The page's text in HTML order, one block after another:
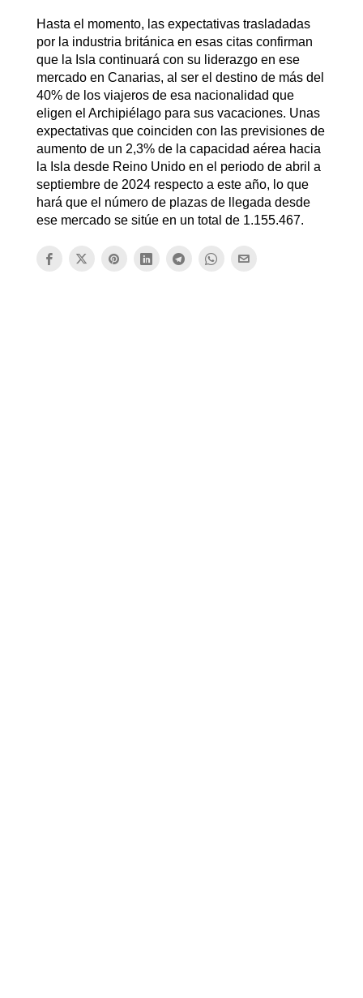
Hasta el momento, las expectativas trasladadas
por la industria británica en esas citas confirman
que la Isla continuará con su liderazgo en ese
mercado en Canarias, al ser el destino de más del
40% de los viajeros de esa nacionalidad que
eligen el Archipiélago para sus vacaciones. Unas
expectativas que coinciden con las previsiones de
aumento de un 2,3% de la capacidad aérea hacia
la Isla desde Reino Unido en el periodo de abril a
septiembre de 2024 respecto a este año, lo que
hará que el número de plazas de llegada desde
ese mercado se sitúe en un total de 1.155.467.